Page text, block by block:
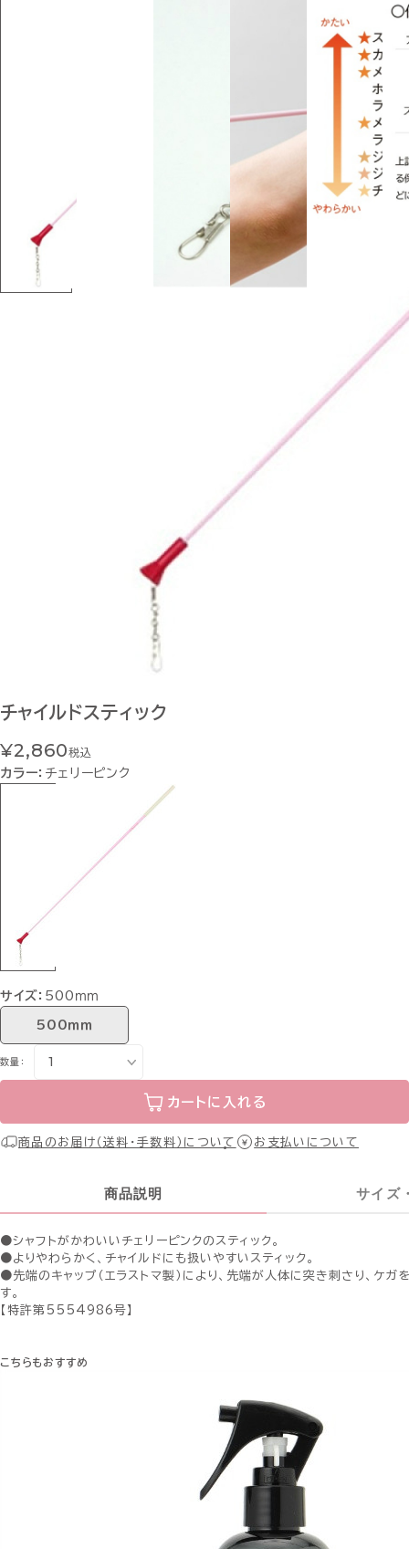
チャイルドスティック
¥2,860税込
カラー： チェリーピンク
サイズ： 500ｍｍ
500ｍｍ
数量：
カートに入れる
商品のお届け（送料・手数料）について お支払いについて
商品説明 サイズ
●シャフトがかわいいチェリーピンクのスティック。
●よりやわらかく、チャイルドにも扱いやすいスティック。
●先端のキャップ（エラストマ製）により、先端が人体に突き刺さり、ケガ
す。
【特許第5554986号】
こちらもおすすめ